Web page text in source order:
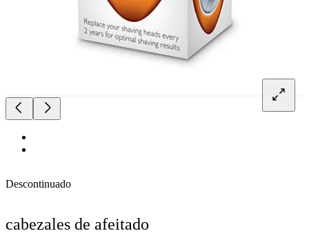
Descontinuado
cabezales de afeitado